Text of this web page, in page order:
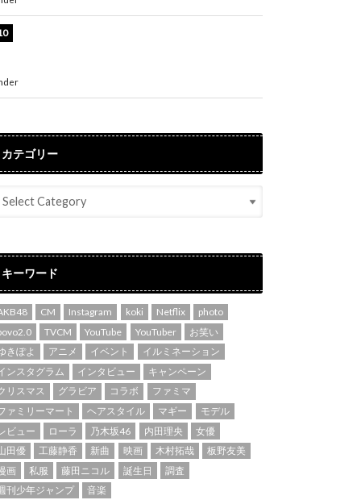
カテゴリー
キーワード
CM Instagram koki Netflix
photo
TVCM YouTube YouTuber
お笑い
きぽよ
アニメ イベント
イルミネーション
ンスタグラム
インタビュー
キャンペーン
リスマス
グラビア コラボ
ファミマ
ァミリーマート
ヘアスタイル マギー
モデル
ビュー
ローラ 乃木坂46 内田理央
女優
田優
工藤静香 新曲 映画 木村拓哉
板野友美
画
私服 藤田ニコル 誕生日
調査
刊少年ジャンプ
音楽